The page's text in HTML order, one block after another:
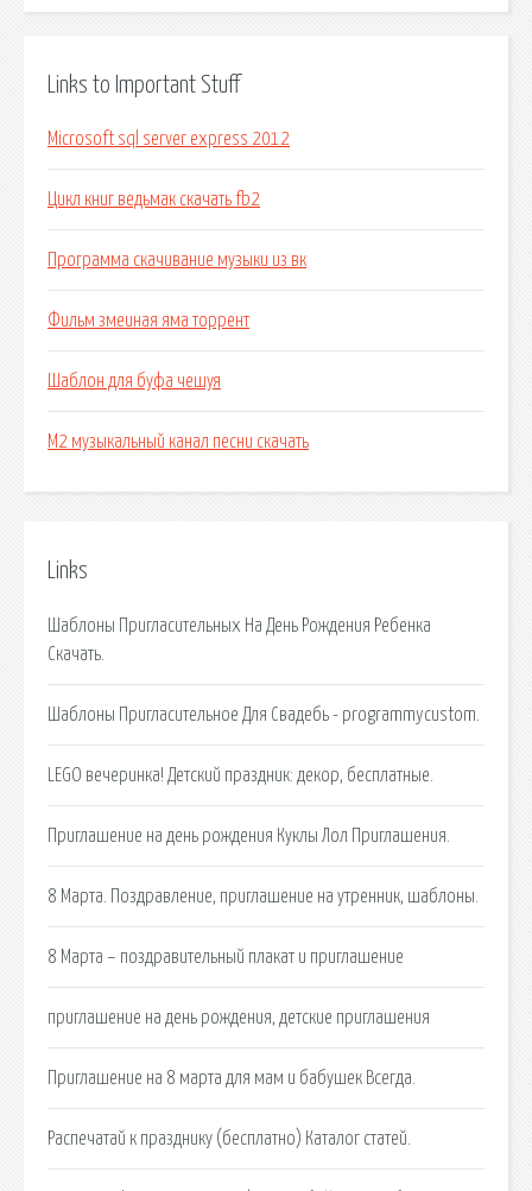
Links to Important Stuff
Microsoft sql server express 2012
Цикл книг ведьмак скачать fb2
Программа скачивание музыки из вк
Фильм змеиная яма торрент
Шаблон для буфа чешуя
М2 музыкальный канал песни скачать
Links
Шаблоны Пригласительных На День Рождения Ребенка
Скачать.
Шаблоны Пригласительное Для Свадебь - programmycustom.
LEGO вечеринка! Детский праздник: декор, бесплатные.
Приглашение на день рождения Куклы Лол Приглашения.
8 Марта. Поздравление, приглашение на утренник, шаблоны.
8 Марта – поздравительный плакат и приглашение
приглашение на день рождения, детские приглашения
Приглашение на 8 марта для мам и бабушек Всегда.
Распечатай к празднику (бесплатно) Каталог статей.